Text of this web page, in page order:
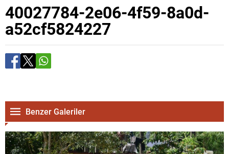
40027784-2e06-4f59-8a0d-
a52cf5824227
Benzer Galeriler